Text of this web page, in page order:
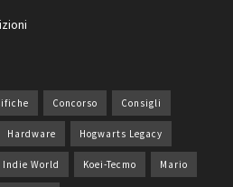
Concorso Consigli
Hardware Hogwarts Legacy
Indie World Koei-Tecmo Mario